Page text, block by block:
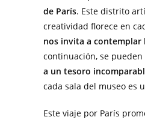
de París. Este distrito
creatividad florece en
nos invita a contemplar
continuación, se
a un tesoro
cada sala del museo es
Este viaje por París